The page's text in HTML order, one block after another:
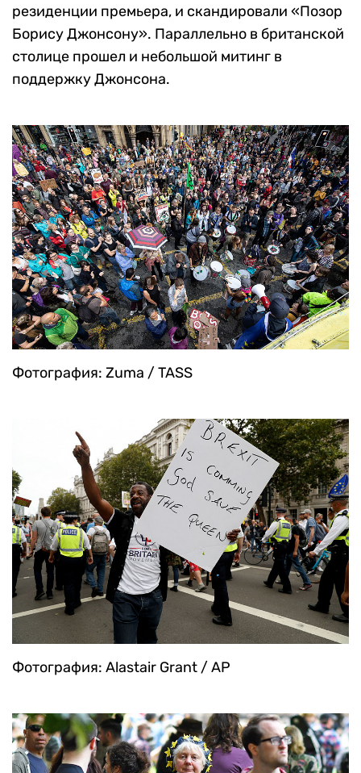
резиденции премьера, и скандировали «Позор
Борису Джонсону». Параллельно в британской
столице прошел и небольшой митинг в
поддержку Джонсона.
Фотография: Zuma / TASS
Фотография: Alastair Grant / AP